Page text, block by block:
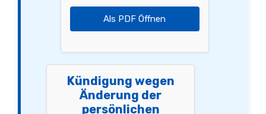
Als PDF Öffnen
Kündigung wegen
Änderung der
persönlichen